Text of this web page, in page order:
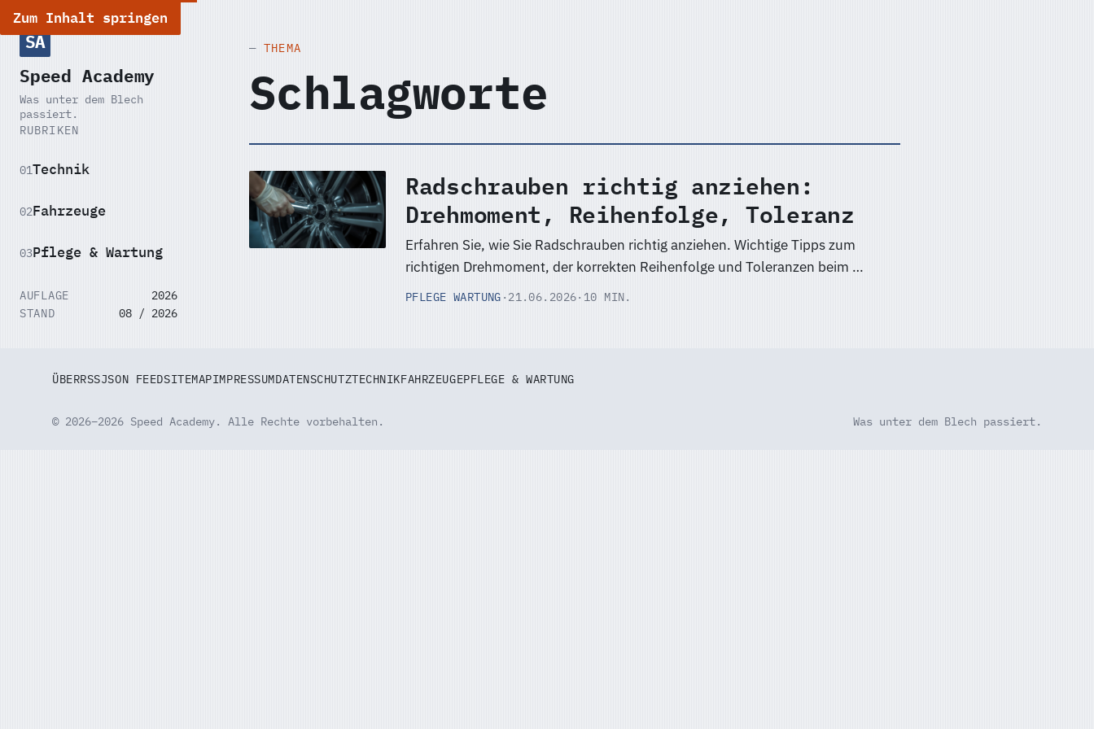
Zum Inhalt springen
SA
Speed Academy
Was unter dem Blech
passiert.
RUBRIKEN
01Technik
02Fahrzeuge
03Pflege & Wartung
AUFLAGE
2026
STAND
08 / 2026
THEMA
Schlagworte
Radschrauben richtig anziehen:
Drehmoment, Reihenfolge, Toleranz
Erfahren Sie, wie Sie Radschrauben richtig anziehen. Wichtige Tipps zum
richtigen Drehmoment, der korrekten Reihenfolge und Toleranzen beim …
PFLEGE WARTUNG · 21.06.2026· 10 MIN.
ÜBERRSSJSON FEEDSITEMAPIMPRESSUMDATENSCHUTZTECHNIKFAHRZEUGEPFLEGE & WARTUNG
© 2026–2026 Speed Academy. Alle Rechte vorbehalten. Was unter dem Blech passiert.